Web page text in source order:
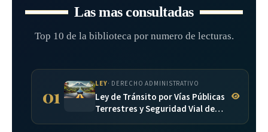
Las mas consultadas
Top 10 de la biblioteca por numero de lecturas.
01
LEY· DERECHO ADMINISTRATIVO
Ley de Tránsito por Vías Públicas
Terrestres y Seguridad Vial de
Costa Rica (Ley N° 9078)